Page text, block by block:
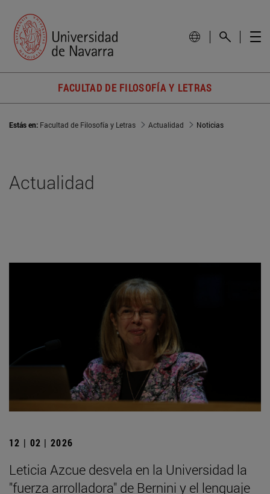
FACULTAD DE FILOSOFÍA Y LETRAS
Estás en: Facultad de Filosofía y Letras Actualidad Noticias
Actualidad
12 | 02 | 2026
Leticia Azcue desvela en la Universidad la
"fuerza arrolladora" de Bernini y el lenguaje